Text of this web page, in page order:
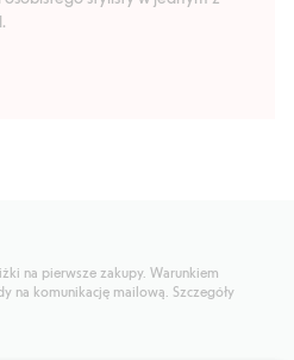
na pierwsze zakupy. Warunkiem
na komunikację mailową. Szczegóły